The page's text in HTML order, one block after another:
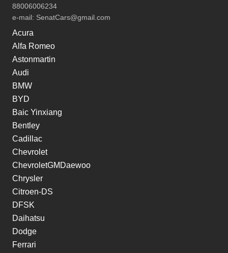
88006006234
e-mail: SenatCars@gmail.com
Acura
Alfa Romeo
Astonmartin
Audi
BMW
BYD
Baic Yinxiang
Bentley
Cadillac
Chevrolet
ChevroletGMDaewoo
Chrysler
Citroen-DS
DFSK
Daihatsu
Dodge
Ferrari